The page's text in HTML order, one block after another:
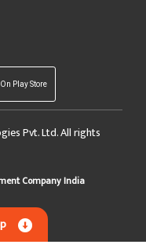
Play Store
Pvt. Ltd. All rights
Company India